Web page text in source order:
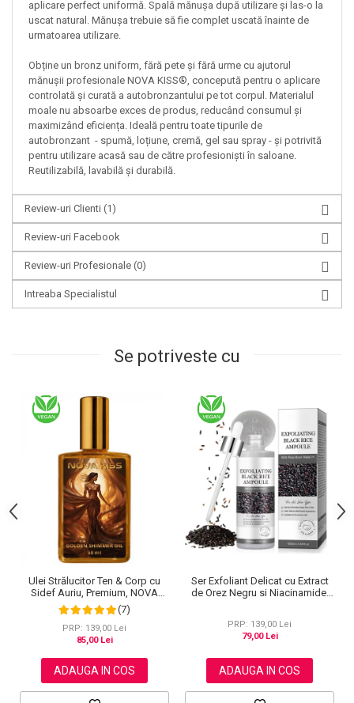
aplicare perfect uniformă. Spală mănușa după utilizare și las-o la
uscat natural. Mănușa trebuie să fie complet uscată înainte de
urmatoarea utilizare.
Obține un bronz uniform, fără pete și fără urme cu ajutorul
mănușii profesionale NOVA KISS®, concepută pentru o aplicare
controlată și curată a autobronzantului pe tot corpul. Materialul
moale nu absoarbe exces de produs, reducând consumul și
maximizând eficiența. Ideală pentru toate tipurile de
autobronzant - spumă, loțiune, cremă, gel sau spray - și potrivită
pentru utilizare acasă sau de către profesioniști în saloane.
Reutilizabilă, lavabilă și durabilă.
Review-uri Clienti (1)
Review-uri Facebook
Review-uri Profesionale (0)
Intreaba Specialistul
Se potriveste cu
Ulei Strălucitor Ten & Corp cu
Sidef Auriu, Premium, NOVA
KISS®, 50 ml(7)
PRP: 139,00 Lei
85,00 Lei
ADAUGA IN COS
Ser Exfoliant Delicat cu Extract
de Orez Negru si Niacinamide,
PRP: 139,00 Lei
79,00 Lei
ADAUGA IN COS